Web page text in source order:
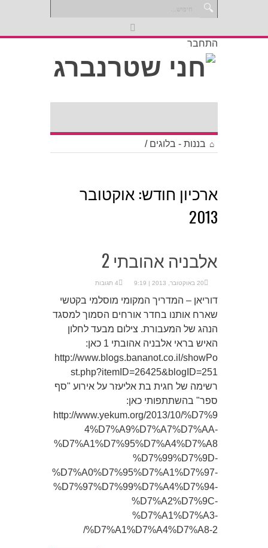
התחבר
בננות - בלוגים /
ארכיון חודש: אוקטובר
2013
אלבניה אהובתי 2
20 באוקטובר, 2013 | 9:19 4 תגובות
דוריאן – המדריך המקומי מוסלמי בקטשי
שארח אותנו בחדר אורחים הסמוך למסגד
הנהג של המעבורת. צילום מבעד לחלון
האיש בראי אלבניה אהובתי 1 כאן:
http://www.blogs.bananot.co.il/showPo
st.php?itemID=26425&blogID=251
רשימה של חגית בת אליעזר על אירוע "סף
ספר" בהשתתפותי כאן:
http://www.yekum.org/2013/10/%D7%9
4%D7%A9%D7%A7%D7%AA-
%D7%A1%D7%95%D7%A4%D7%A8
%D7%99%D7%9D-
%D7%A0%D7%95%D7%A1%D7%97-
%D7%97%D7%99%D7%A4%D7%94-
%D7%A2%D7%9C-
%D7%A1%D7%A3-
%D7%A1%D7%A4%D7%A8-2/